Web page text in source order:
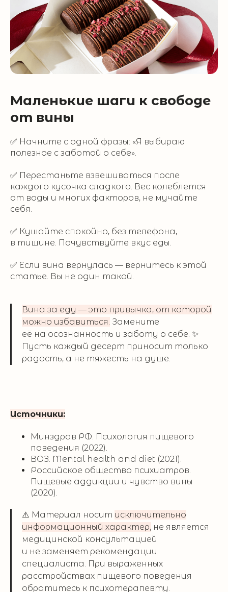
Маленькие шаги к свободе
от вины
✅ Начните с одной фразы: «Я выбираю
полезное с заботой о себе».
✅ Перестаньте взвешиваться после
каждого кусочка сладкого. Вес колеблется
от воды и многих факторов, не мучайте
себя.
✅ Кушайте спокойно, без телефона,
в тишине. Почувствуйте вкус еды.
✅ Если вина вернулась — вернитесь к этой
статье. Вы не один такой.
Вина за еду — это привычка, от которой
можно избавиться. Замените
её на осознанность и заботу о себе. ✨
Пусть каждый десерт приносит только
радость, а не тяжесть на душе.
Источники:
Минздрав РФ. Психология пищевого
поведения (2022).
ВОЗ. Mental health and diet (2021).
Российское общество психиатров.
Пищевые аддикции и чувство вины
(2020).
⚠️ Материал носит исключительно
информационный характер, не является
медицинской консультацией
и не заменяет рекомендации
специалиста. При выраженных
расстройствах пищевого поведения
обратитесь к психотерапевту.